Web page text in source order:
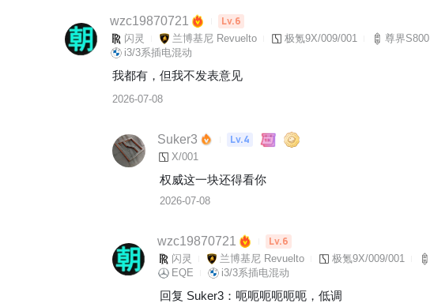
wzc19870721 Lv.6
闪灵 兰博基尼 Revuelto 极氪9X/009/001 尊界S800
i3/3系插电混动
我都有，但我不发表意见
2026-07-08
Suker3 Lv.4
X/001
权威这一块还得看你
2026-07-08
wzc19870721 Lv.6
闪灵 兰博基尼 Revuelto 极氪9X/009/001
EQE
i3/3系插电混动
回复 Suker3 ： 呃呃呃呃呃呃，低调